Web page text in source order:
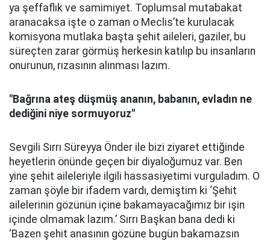
ya şeffaflık ve samimiyet. Toplumsal mutabakat
aranacaksa işte o zaman o Meclis’te kurulacak
komisyona mutlaka başta şehit aileleri, gaziler, bu
süreçten zarar görmüş herkesin katılıp bu insanların
onurunun, rızasının alınması lazım.
"Bağrına ateş düşmüş ananın, babanın, evladın ne
dediğini niye sormuyoruz''
Sevgili Sırrı Süreyya Önder ile bizi ziyaret ettiğinde
heyetlerin önünde geçen bir diyaloğumuz var. Ben
yine şehit aileleriyle ilgili hassasiyetimi vurguladım. O
zaman şöyle bir ifadem vardı, demiştim ki ‘Şehit
ailelerinin gözünün içine bakamayacağımız bir işin
içinde olmamak lazım.’ Sırrı Başkan bana dedi ki
‘Bazen şehit anasının gözüne bugün bakamazsın